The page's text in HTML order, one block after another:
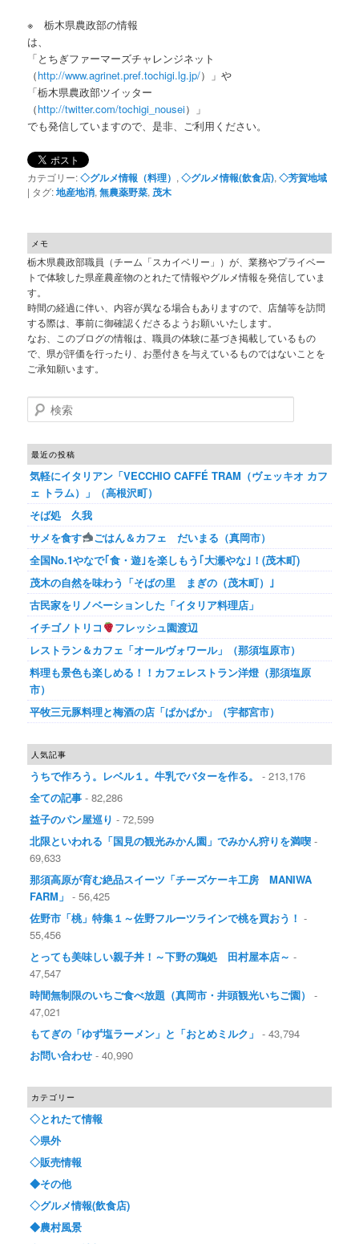
※ 栃木県農政部の情報
は
「とちぎファーマーズチャレンジネット
（http://www.agrinet.pref.tochigi.lg.jp/）」や
「栃木県農政部ツイッター
（http://twitter.com/tochigi_nousei）
でも発信していますので、是非、ご利用ください。
カテゴリー:◇グルメ情報（料理） ,◇グルメ情報(飲食店),◇芳賀地域
| タグ:地産地消,無農薬野菜, 茂木
メモ
栃木県農政部職員（チーム「スカイベリー」）が、業務やプライベー
トで体験した県産農産物のとれたて情報やグルメ情報を発信していま
す。
時間の経過に伴い、内容が異なる場合もありますので、店舗等を訪問
する際は、事前に御確認くださるようお願いいたします。
なお、このブログの情報は、職員の体験に基づき掲載しているもの
で、県が評価を行ったり、お墨付きを与えているものではないことを
ご承知願います。
検索
最近の投稿
気軽にイタリアン「VECCHIO CAFFÉ TRAM（ヴェッキオ カフ
ェ トラム）」（高根沢町）
そば処 久我
サメを食す
ごはん＆カフェ だいまる（真岡市）
全国No.1やなで｢食・遊｣を楽しもう｢大瀬やな｣！(茂木町)
茂木の自然を味わう「そばの里 まぎの（茂木町）｣
古民家をリノベーションした「イタリア料理店」
イチゴノトリコ
フレッシュ園渡辺
レストラン＆カフェ「オールヴォワール」（那須塩原市）
料理も景色も楽しめる！！カフェレストラン洋燈（那須塩原
市）
平牧三元豚料理と梅酒の店「ぱかぱか」（宇都宮市）
人気記事
うちで作ろう。レベル１。牛乳でバターを作る。
- 213,176
全ての記事 - 82,286
益子のパン屋巡り - 72,599
北限といわれる「国見の観光みかん園」でみかん狩りを満喫 -
69,633
那須高原が育む絶品スイーツ「チーズケーキ工房 MANIWA
FARM」 - 56,425
佐野市「桃」特集１～佐野フルーツラインで桃を買おう！ -
55,456
とっても美味しい親子丼！～下野の鶏処 田村屋本店～ -
47,547
時間無制限のいちご食べ放題（真岡市・井頭観光いちご園）
-
47,021
もてぎの「ゆず塩ラーメン」と「おとめミルク」 - 43,794
お問い合わせ - 40,990
カテゴリー
◇とれたて情報
◇県外
◇販売情報
◆その他
◇グルメ情報(飲食店)
◆農村風景